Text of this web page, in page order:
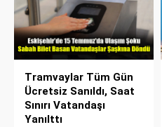
Tramvaylar Tüm Gün
Ücretsiz Sanıldı, Saat
Sınırı Vatandaşı
Yanılttı